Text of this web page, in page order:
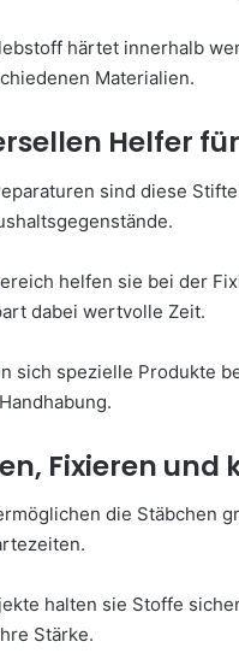
härtet innerhalb
Materialien.
Helfer
sind diese
helfen sie bei der
dabei wertvolle Zeit.
sich spezielle Produkte
Fixieren
die Stäbchen
halten sie Stoffe
Stärke.